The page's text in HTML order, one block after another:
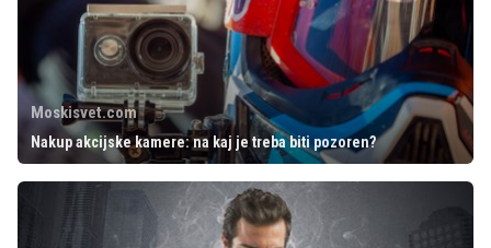
Moskisvet.com
Nakup akcijske kamere: na kaj je treba biti pozoren?